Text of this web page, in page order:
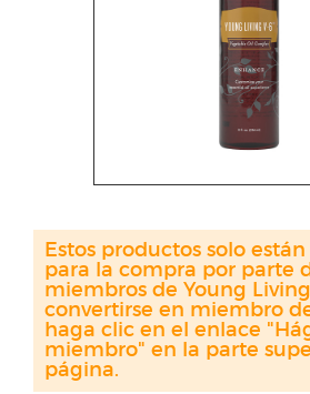
Estos productos solo
para la compra por parte
miembros de Young
convertirse en miembro
haga clic en el enlace
miembro" en la parte
página.